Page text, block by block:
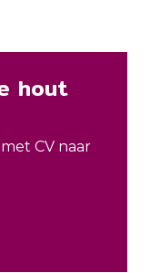
hout
CV naar